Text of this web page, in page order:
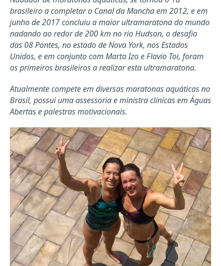
brasileiro a completar o Canal da Mancha em 2012, e em
junho de 2017 concluiu a maior ultramaratona do mundo
nadando ao redor de 200 km no rio Hudson, o desafio
das 08 Pontes, no estado de Nova York, nos Estados
Unidos, e em conjunto com Marta Izo e Flavio Toi, foram
os primeiros brasileiros a realizar esta ultramaratona.
Atualmente compete em diversas maratonas aquáticas no
Brasil, possui uma assessoria e ministra clínicas em Águas
Abertas e palestras motivacionais.